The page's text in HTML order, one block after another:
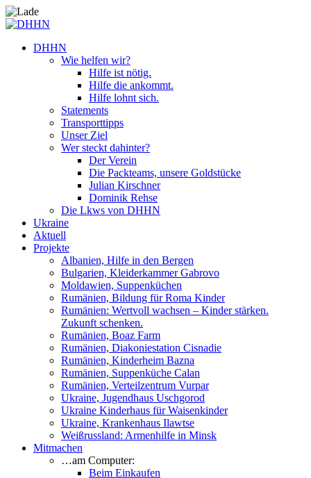
DHHN
Wie helfen wir?
Hilfe ist nötig.
Hilfe die ankommt.
Hilfe lohnt sich.
Statements
Transporttipps
Unser Ziel
Wer steckt dahinter?
Der Verein
Die Packteams, unsere Goldstücke
Julian Kirschner
Dominik Rehse
Die Lkws von DHHN
Ukraine
Aktuell
Projekte
Albanien, Hilfe in den Bergen
Bulgarien, Kleiderkammer Gabrovo
Moldawien, Suppenküchen
Rumänien, Bildung für Roma Kinder
Rumänien: Wertvoll wachsen – Kinder stärken.
Zukunft schenken.
Rumänien, Boaz Farm
Rumänien, Diakoniestation Cisnadie
Rumänien, Kinderheim Bazna
Rumänien, Suppenküche Calan
Rumänien, Verteilzentrum Vurpar
Ukraine, Jugendhaus Uschgorod
Ukraine Kinderhaus für Waisenkinder
Ukraine, Krankenhaus Ilawtse
Weißrussland: Armenhilfe in Minsk
Mitmachen
…am Computer:
Beim Einkaufen